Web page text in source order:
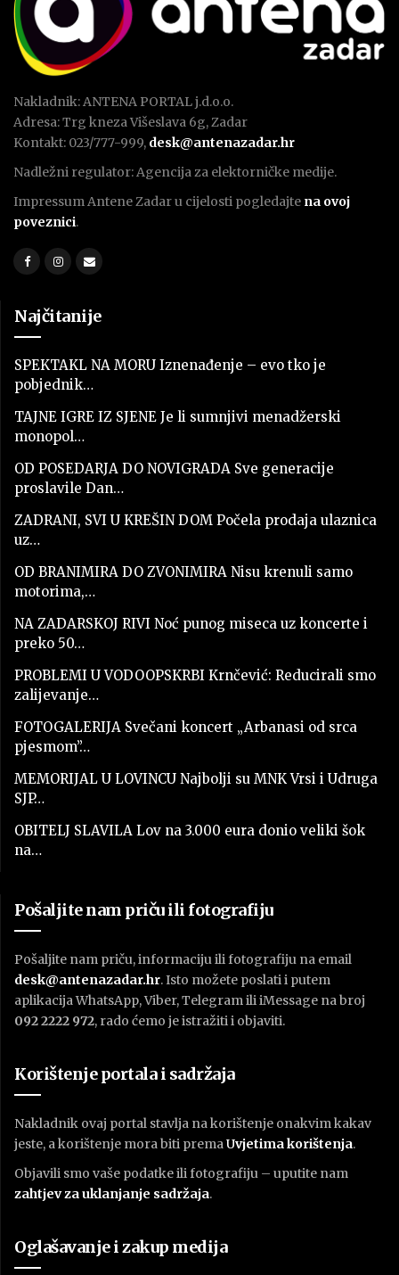
Nakladnik: ANTENA PORTAL j.d.o.o.
Adresa: Trg kneza Višeslava 6g, Zadar
Kontakt: 023/777-999, desk@antenazadar.hr
Nadležni regulator: Agencija za elektorničke medije.
Impressum Antene Zadar u cijelosti pogledajte na ovoj
poveznici.
Najčitanije
SPEKTAKL NA MORU Iznenađenje – evo tko je
pobjednik…
TAJNE IGRE IZ SJENE Je li sumnjivi menadžerski
monopol…
OD POSEDARJA DO NOVIGRADA Sve generacije
proslavile Dan…
ZADRANI, SVI U KREŠIN DOM Počela prodaja ulaznica
uz…
OD BRANIMIRA DO ZVONIMIRA Nisu krenuli samo
motorima,…
NA ZADARSKOJ RIVI Noć punog miseca uz koncerte i
preko 50…
PROBLEMI U VODOOPSKRBI Krnčević: Reducirali smo
zalijevanje…
FOTOGALERIJA Svečani koncert „Arbanasi od srca
pjesmom”…
MEMORIJAL U LOVINCU Najbolji su MNK Vrsi i Udruga
SJP…
OBITELJ SLAVILA Lov na 3.000 eura donio veliki šok
na…
Pošaljite nam priču ili fotografiju
Pošaljite nam priču, informaciju ili fotografiju na email
desk@antenazadar.hr. Isto možete poslati i putem
aplikacija WhatsApp, Viber, Telegram ili iMessage na broj
092 2222 972, rado ćemo je istražiti i objaviti.
Korištenje portala i sadržaja
Nakladnik ovaj portal stavlja na korištenje onakvim kakav
jeste, a korištenje mora biti premaUvjetima korištenja.
Objavili smo vaše podatke ili fotografiju – uputite nam
zahtjev za uklanjanje sadržaja.
Oglašavanje i zakup medija